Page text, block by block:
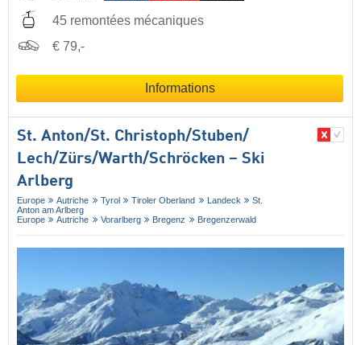
45 remontées mécaniques
€ 79,-
Informations
St. Anton/​St. Christoph/​Stuben/​
Lech/​Zürs/​Warth/​Schröcken – Ski
Arlberg
Europe Autriche Tyrol Tiroler Oberland Landeck
St.
Anton am Arlberg
Europe
Autriche Vorarlberg Bregenz Bregenzerwald